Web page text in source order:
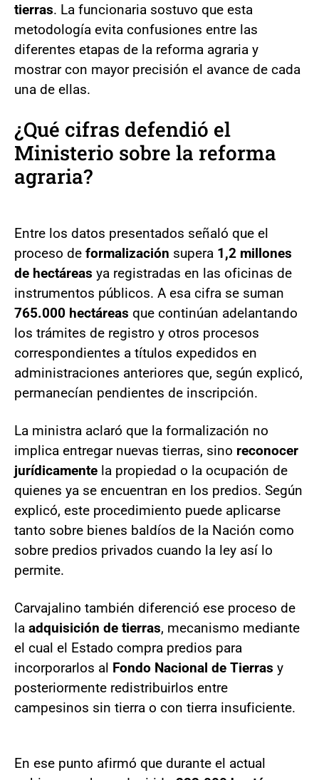
tierras. La funcionaria sostuvo que esta
metodología evita confusiones entre las
diferentes etapas de la reforma agraria y
mostrar con mayor precisión el avance de cada
una de ellas.
¿Qué cifras defendió el
Ministerio sobre la reforma
agraria?
Entre los datos presentados señaló que el
proceso de formalización supera 1,2 millones
de hectáreas ya registradas en las oficinas de
instrumentos públicos. A esa cifra se suman
765.000 hectáreas que continúan adelantando
los trámites de registro y otros procesos
correspondientes a títulos expedidos en
administraciones anteriores que, según explicó,
permanecían pendientes de inscripción.
La ministra aclaró que la formalización no
implica entregar nuevas tierras, sino reconocer
jurídicamente la propiedad o la ocupación de
quienes ya se encuentran en los predios. Según
explicó, este procedimiento puede aplicarse
tanto sobre bienes baldíos de la Nación como
sobre predios privados cuando la ley así lo
permite.
Carvajalino también diferenció ese proceso de
la adquisición de tierras, mecanismo mediante
el cual el Estado compra predios para
incorporarlos al Fondo Nacional de Tierras y
posteriormente redistribuirlos entre
campesinos sin tierra o con tierra insuficiente.
En ese punto afirmó que durante el actual